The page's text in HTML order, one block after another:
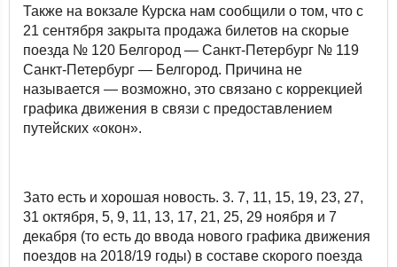
Также на вокзале Курска нам сообщили о том, что с
21 сентября закрыта продажа билетов на скорые
поезда № 120 Белгород — Санкт-Петербург № 119
Санкт-Петербург — Белгород. Причина не
называется — возможно, это связано с коррекцией
графика движения в связи с предоставлением
путейских «окон».
Зато есть и хорошая новость. 3. 7, 11, 15, 19, 23, 27,
31 октября, 5, 9, 11, 13, 17, 21, 25, 29 ноября и 7
декабря (то есть до ввода нового графика движения
поездов на 2018/19 годы) в составе скорого поезда